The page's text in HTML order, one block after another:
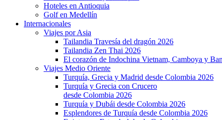
Hoteles en Antioquia
Golf en Medellín
Internacionales
Viajes por Asia
Tailandia Travesía del dragón 2026
Tailandia Zen Thai 2026
El corazón de Indochina Vietnam, Camboya y
Viajes Medio Oriente
Turquía, Grecia y Madrid desde Colombia 2026
Turquía y Grecia con Crucero
desde Colombia 2026
Turquía y Dubái desde Colombia 2026
Esplendores de Turquía desde Colombia 2026